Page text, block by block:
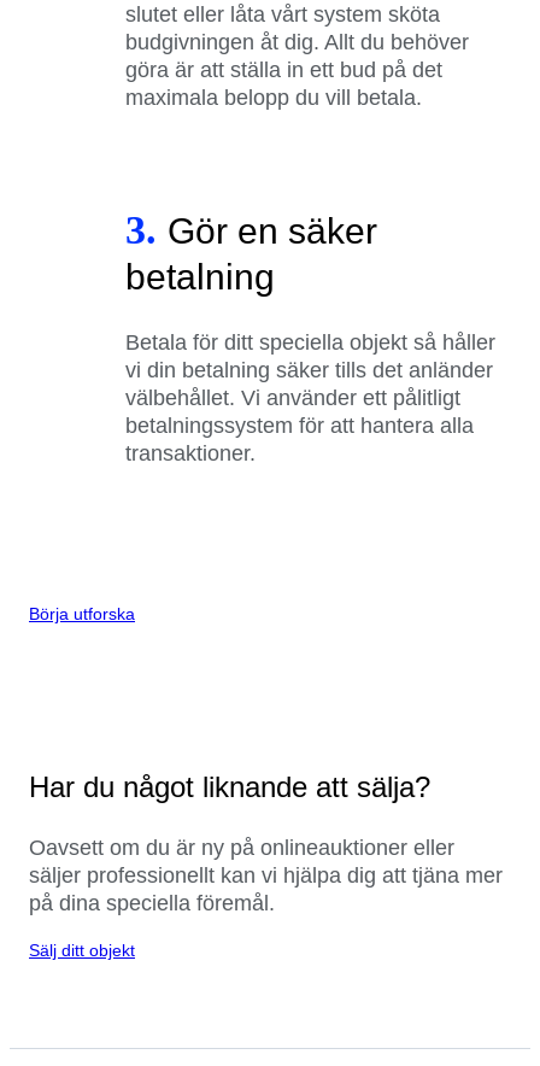
slutet eller låta vårt system sköta
budgivningen åt dig. Allt du behöver
göra är att ställa in ett bud på det
maximala belopp du vill betala.
3. Gör en säker
betalning
Betala för ditt speciella objekt så håller
vi din betalning säker tills det anländer
välbehållet. Vi använder ett pålitligt
betalningssystem för att hantera alla
transaktioner.
Börja utforska
Har du något liknande att sälja?
Oavsett om du är ny på onlineauktioner eller
säljer professionellt kan vi hjälpa dig att tjäna mer
på dina speciella föremål.
Sälj ditt objekt